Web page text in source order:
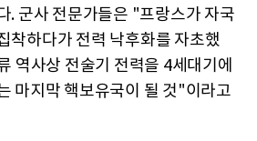
. 군사 전문가들은 "프랑스가 자국
착하다가 전력 낙후화를 자초했
역사상 전술기 전력을 4세대기에
마지막 핵보유국이 될 것"이라고